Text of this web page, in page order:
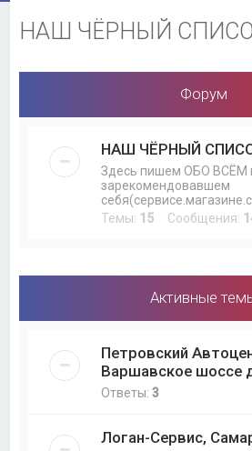
НАШ ЧЁРНЫЙ
Форум
НАШ ЧЁРНЫЙ
Здесь пишем ОБО ВСЁМ
зарекомендовавшем
Темы: 15 Сообщения:
Активные
Петровский
Варшавское шоссе
Ответы:3
Логан-Сервис,